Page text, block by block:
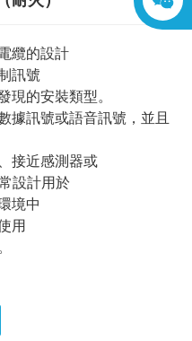
纜的設計
訊號
現的安裝類型。
據訊號或語音訊號，並且
接近感測器或
設計用於
境中
用